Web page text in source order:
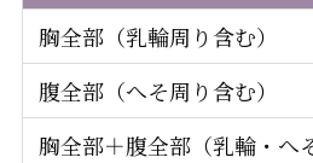
胸全部（乳輪周り含む）
腹全部（へそ周り含む）
胸全部＋腹全部（乳輪・へ